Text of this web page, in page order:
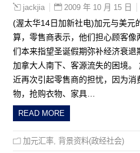
jackjia 2009 年 10 月 15 日
(渥太华14日加新社电)加元与美元
算，零售商表示，他们担心顾客
们本来指望圣诞假期弥补经济衰
加拿大人南下、客源流失的困境
近再次引起零售商的担忧，因为
物，抢购衣物、家具…
READ MORE
加元汇率 背景资料(政经社会)